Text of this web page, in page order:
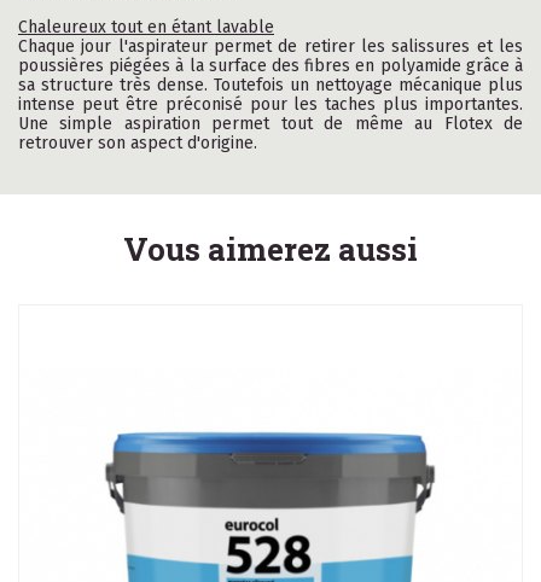
Chaleureux tout en étant lavable
Chaque jour l'aspirateur permet de retirer les salissures et les
poussières piégées à la surface des fibres en polyamide grâce à
sa structure très dense. Toutefois un nettoyage mécanique plus
intense peut être préconisé pour les taches plus importantes.
Une simple aspiration permet tout de même au Flotex de
retrouver son aspect d'origine.
Vous aimerez aussi